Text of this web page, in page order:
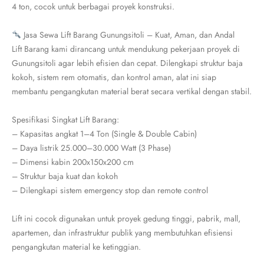
4 ton, cocok untuk berbagai proyek konstruksi.
Jasa Sewa Lift Barang Gunungsitoli – Kuat, Aman, dan Andal
Lift Barang kami dirancang untuk mendukung pekerjaan proyek di
Gunungsitoli agar lebih efisien dan cepat. Dilengkapi struktur baja
kokoh, sistem rem otomatis, dan kontrol aman, alat ini siap
membantu pengangkutan material berat secara vertikal dengan stabil.
Spesifikasi Singkat Lift Barang:
– Kapasitas angkat 1–4 Ton (Single & Double Cabin)
– Daya listrik 25.000–30.000 Watt (3 Phase)
– Dimensi kabin 200x150x200 cm
– Struktur baja kuat dan kokoh
– Dilengkapi sistem emergency stop dan remote control
Lift ini cocok digunakan untuk proyek gedung tinggi, pabrik, mall,
apartemen, dan infrastruktur publik yang membutuhkan efisiensi
pengangkutan material ke ketinggian.